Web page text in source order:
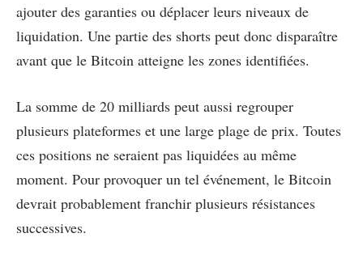
ajouter des garanties ou déplacer leurs niveaux de
liquidation. Une partie des shorts peut donc disparaître
avant que le Bitcoin atteigne les zones identifiées.
La somme de 20 milliards peut aussi regrouper
plusieurs plateformes et une large plage de prix. Toutes
ces positions ne seraient pas liquidées au même
moment. Pour provoquer un tel événement, le Bitcoin
devrait probablement franchir plusieurs résistances
successives.